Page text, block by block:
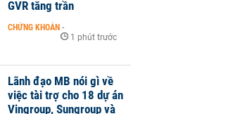
GVR tăng trần
CHỨNG KHOÁN -
1 phút trước
Lãnh đạo MB nói gì về
việc tài trợ cho 18 dự án
Vingroup, Sungroup và